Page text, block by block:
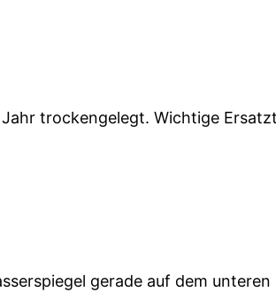
Jahr trockengelegt. Wichtige
gerade auf dem